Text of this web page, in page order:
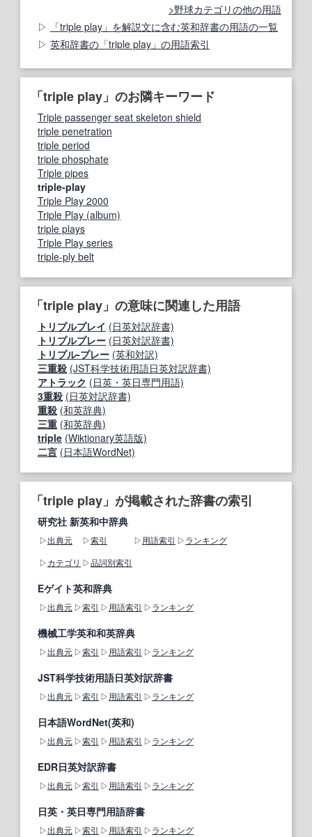
野球カテゴリの他の用語
「triple play」を解説文に含む英和辞書の用語の一覧
英和辞書の「triple play」の用語索引
「triple play」のお隣キーワード
Triple passenger seat skeleton shield
triple penetration
triple period
triple phosphate
Triple pipes
triple-play
Triple Play 2000
Triple Play (album)
triple plays
Triple Play series
triple-ply belt
「triple play」の意味に関連した用語
トリプルプレイ (日英対訳辞書)
トリプルプレー (日英対訳辞書)
トリプル‐プレー (英和対訳)
三重殺 (JST科学技術用語日英対訳辞書)
アトラック (日英・英日専門用語)
3重殺 (日英対訳辞書)
重殺 (和英辞典)
三重 (和英辞典)
triple (Wiktionary英語版)
二言 (日本語WordNet)
「triple play」が掲載された辞書の索引
研究社 新英和中辞典
出典元 索引 用語索引
ランキング
カテゴリ
品詞別索引
Eゲイト英和辞典
出典元 索引 用語索引 ランキング
機械工学英和和英辞典
出典元 索引 用語索引 ランキング
JST科学技術用語日英対訳辞書
出典元 索引 用語索引 ランキング
日本語WordNet(英和)
出典元 索引 用語索引 ランキング
EDR日英対訳辞書
出典元 索引 用語索引 ランキング
日英・英日専門用語辞書
出典元 索引 用語索引 ランキング